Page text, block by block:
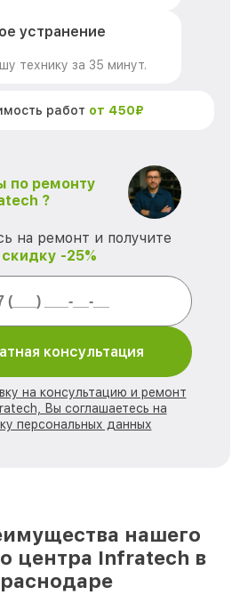
устранение
технику за 35 минут.
работ от 450₽
по ремонту
?
на ремонт и получите
скидку -25%
консультация
на консультацию и ремонт
Вы соглашаетесь на
персональных данных
нашего
центра Infratech в